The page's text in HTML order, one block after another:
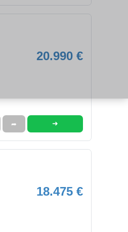
20.990 €
➦ ➜
18.475 €